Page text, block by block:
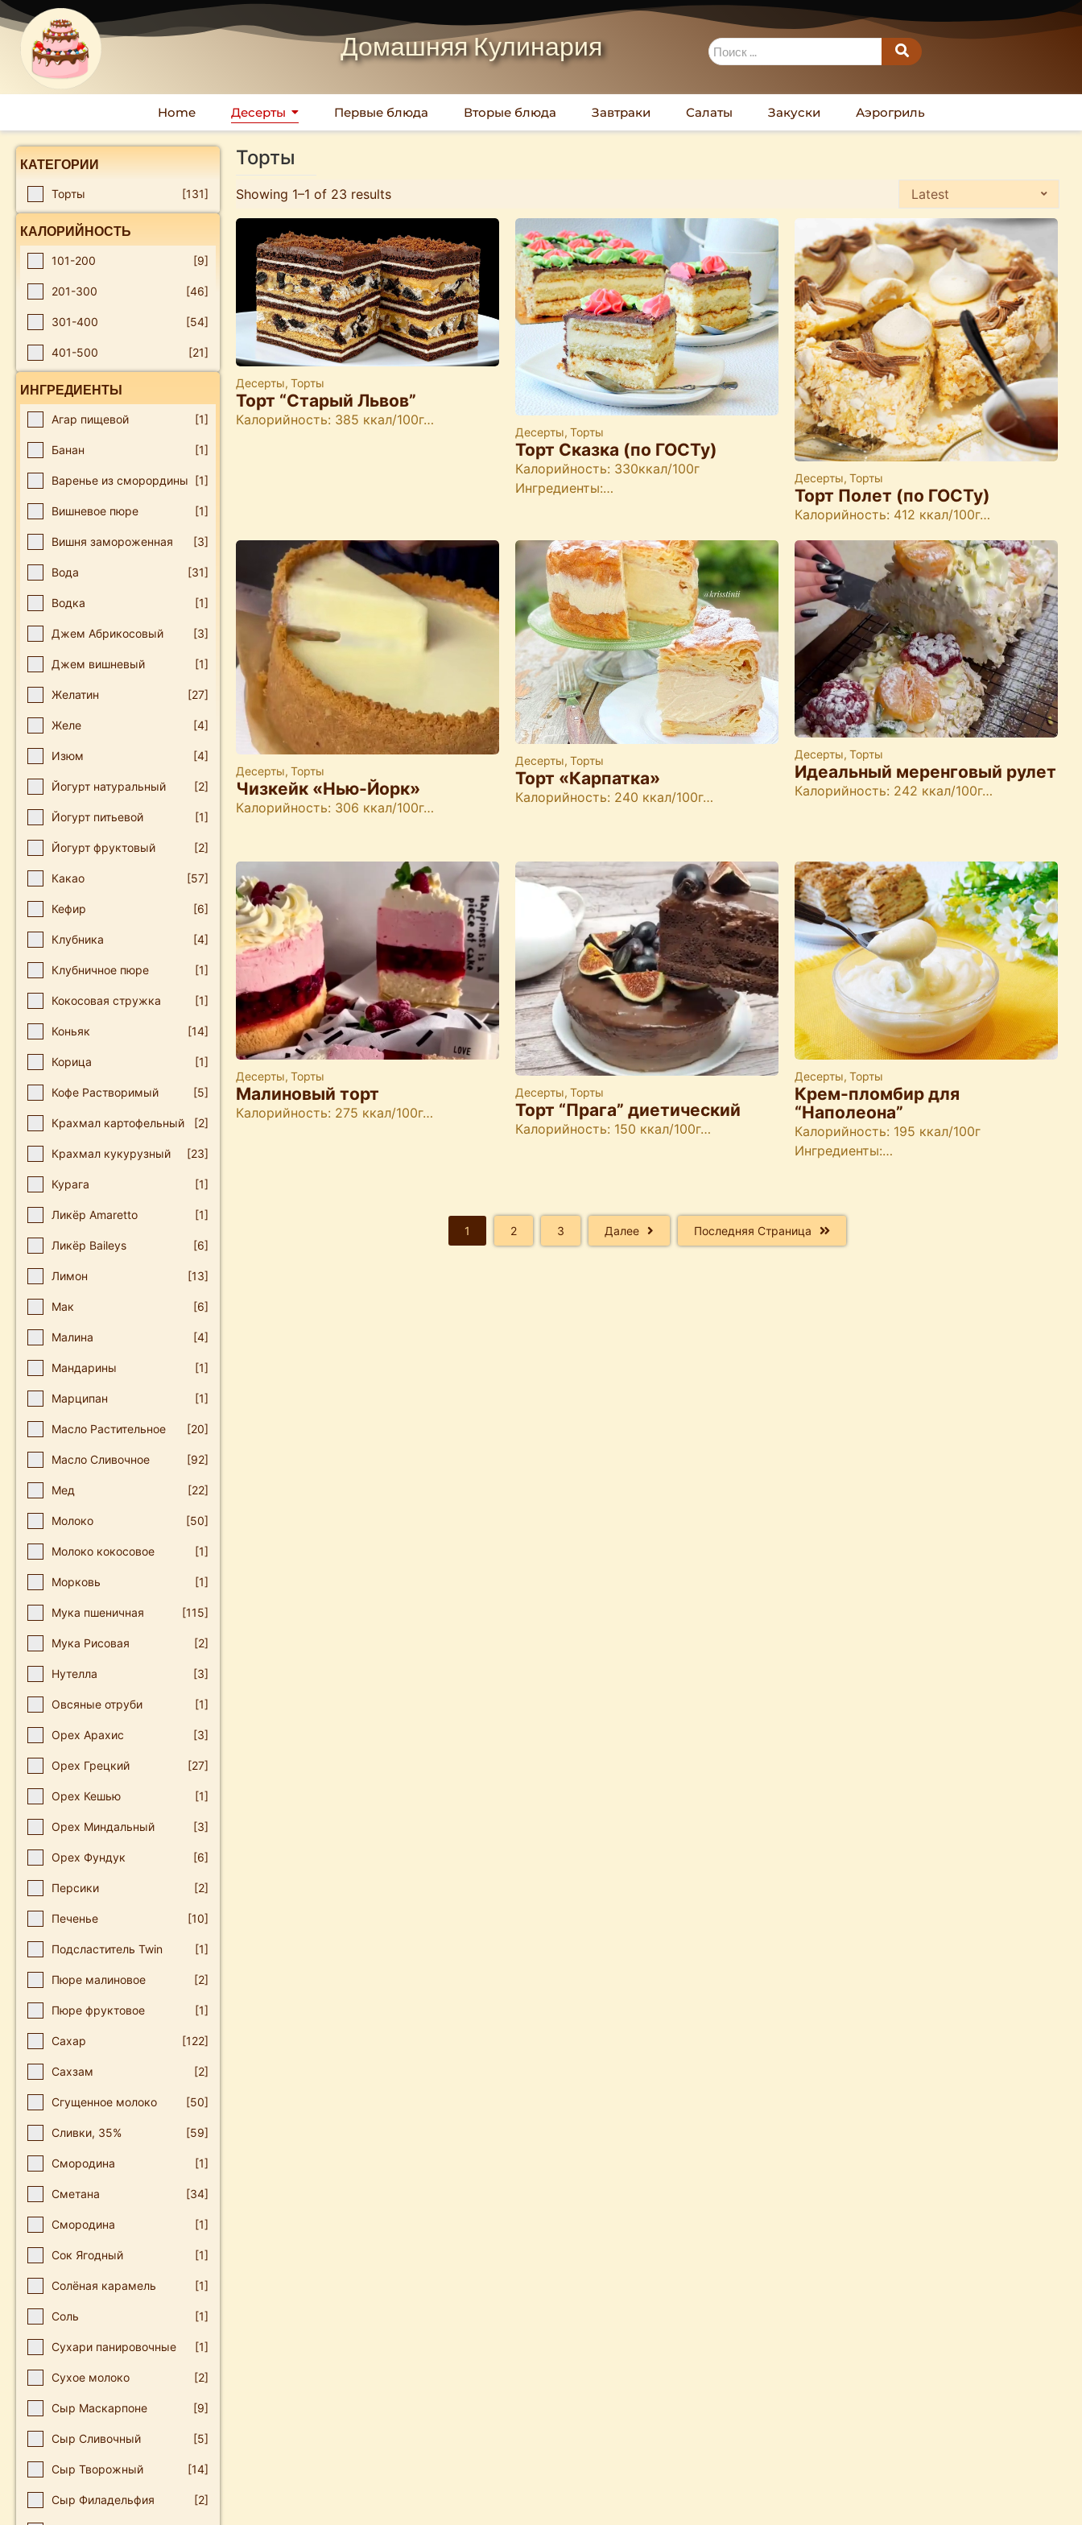
Домашняя Кулинария
Home Десерты Первые блюда Вторые блюда Завтраки Салаты Закуски Аэрогриль
КАТЕГОРИИ
Торты [131]
КАЛОРИЙНОСТЬ
101-200 [9]
201-300 [46]
301-400 [54]
401-500 [21]
ИНГРЕДИЕНТЫ
Агар пищевой [1]
Банан [1]
Варенье из сморордины [1]
Вишневое пюре [1]
Вишня замороженная [3]
Вода [31]
Водка [1]
Джем Абрикосовый [3]
Джем вишневый [1]
Желатин [27]
Желе [4]
Изюм [4]
Йогурт натуральный [2]
Йогурт питьевой [1]
Йогурт фруктовый [2]
Какао [57]
Кефир [6]
Клубника [4]
Клубничное пюре [1]
Кокосовая стружка [1]
Коньяк [14]
Корица [1]
Кофе Растворимый [5]
Крахмал картофельный [2]
Крахмал кукурузный [23]
Курага [1]
Ликёр Amaretto [1]
Ликёр Baileys [6]
Лимон [13]
Мак [6]
Малина [4]
Мандарины [1]
Марципан [1]
Масло Растительное [20]
Масло Сливочное [92]
Мед [22]
Молоко [50]
Молоко кокосовое [1]
Морковь [1]
Мука пшеничная [115]
Мука Рисовая [2]
Нутелла [3]
Овсяные отруби [1]
Орех Арахис [3]
Орех Грецкий [27]
Орех Кешью [1]
Орех Миндальный [3]
Орех Фундук [6]
Персики [2]
Печенье [10]
Подсластитель Twin [1]
Пюре малиновое [2]
Пюре фруктовое [1]
Сахар [122]
Сахзам [2]
Сгущенное молоко [50]
Сливки, 35% [59]
Смoрoдина [1]
Сметана [34]
Смородина [1]
Сок Ягодный [1]
Солёная карамель [1]
Соль [1]
Сухари панировочные [1]
Сухое молоко [2]
Сыр Маскарпоне [9]
Сыр Сливочный [5]
Сыр Творожный [14]
Сыр Филадельфия [2]
Торты
Showing 1–1 of 23 results
Десерты, Торты
Торт “Старый Львов”
Калорийность: 385 ккал/100г…
Десерты, Торты
Торт Сказка (по ГОСТу)
Калорийность: 330ккал/100г
Ингредиенты:…
Десерты, Торты
Торт Полет (по ГОСТу)
Калорийность: 412 ккал/100г…
Десерты, Торты
Чизкейк «Нью-Йорк»
Калорийность: 306 ккал/100г…
Десерты, Торты
Торт «Карпатка»
Калорийность: 240 ккал/100г…
Десерты, Торты
Идеальный меренговый рулет
Калорийность: 242 ккал/100г…
Десерты, Торты
Малиновый торт
Калорийность: 275 ккал/100г…
Десерты, Торты
Торт “Прага” диетический
Калорийность: 150 ккал/100г…
Десерты, Торты
Крем-пломбир для
“Наполеона”
Калорийность: 195 ккал/100г
Ингредиенты:…
1 2 3 Далее Последняя Страница